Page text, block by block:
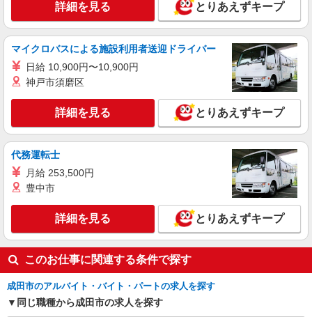
詳細を見る とりあえずキープ
マイクロバスによる施設利用者送迎ドライバー
日給 10,900円〜10,900円
神戸市須磨区
詳細を見る とりあえずキープ
代務運転士
月給 253,500円
豊中市
詳細を見る とりあえずキープ
このお仕事に関連する条件で探す
成田市のアルバイト・バイト・パートの求人を探す
同じ職種から成田市の求人を探す